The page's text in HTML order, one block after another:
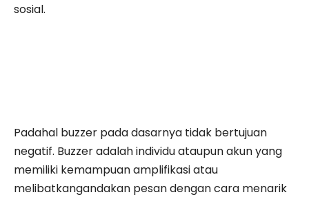
sosial.
Padahal buzzer pada dasarnya tidak bertujuan
negatif. Buzzer adalah individu ataupun akun yang
memiliki kemampuan amplifikasi atau
melibatkangandakan pesan dengan cara menarik